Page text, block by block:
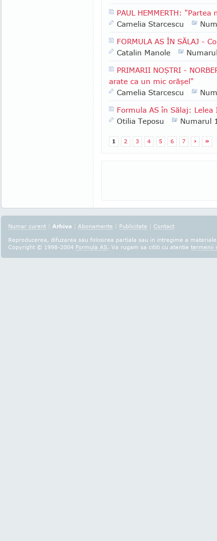
PAUL HEMMERTH:
Camelia Starcescu
FORMULA AS ÎN SĂLAJ -
Catalin Manole
PRIMARII NOŞTRI -
arate ca un mic orăşel"
Camelia Starcescu
Formula AS în Sălaj: Lelea
Otilia Teposu
Numarul
1 2 3 4 5 6 7 › »
Numar curent | Arhiva | Abonamente | Publicitate | Contact
Reproducerea, difuzarea sau folosirea partiala sau in intregime a
Copyright © 1998-2004 Formula AS. Va rugam sa cititi cu atentie termenii